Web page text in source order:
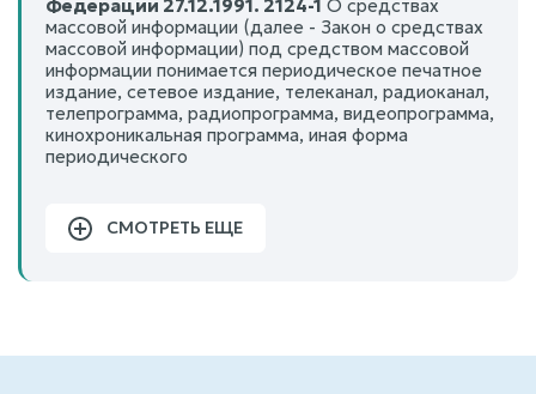
Федерации 27.12.1991. 2124-1 О средствах
массовой информации (далее - Закон о средствах
массовой информации) под средством массовой
информации понимается периодическое печатное
издание, сетевое издание, телеканал, радиоканал,
телепрограмма, радиопрограмма, видеопрограмма,
кинохроникальная программа, иная форма
периодического
СМОТРЕТЬ ЕЩЕ